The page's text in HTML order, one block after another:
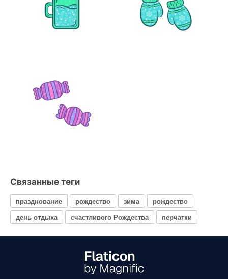
Связанные теги
празднование рождество зима
рождество
день отдыха
счастливого Рождества перчатки